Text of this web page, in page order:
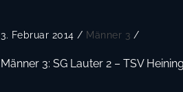
3. Februar 2014 / Männer 3 /
Männer 3: SG Lauter 2 – TSV